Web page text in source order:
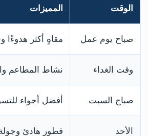
الوقت المميزات
صباح يوم عمل مقاهٍ أكثر هدوءًا
وقت الغداء نشاط المطاعم
صباح السبت أفضل أجواء
الأحد